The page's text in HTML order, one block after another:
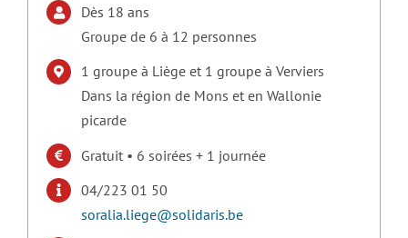
Dès 18 ans
Groupe de 6 à 12 personnes
1 groupe à Liège et 1 groupe à Verviers
Dans la région de Mons et en Wallonie
picarde
Gratuit • 6 soirées + 1 journée
04/223 01 50
soralia.liege@solidaris.be